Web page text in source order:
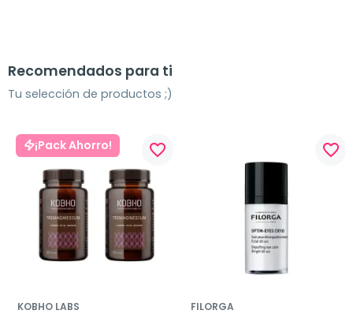
Recomendados para ti
Tu selección de productos ;)
¡Pack Ahorro! favorite_border
KOBHO LABS
favorite_border
FILORGA